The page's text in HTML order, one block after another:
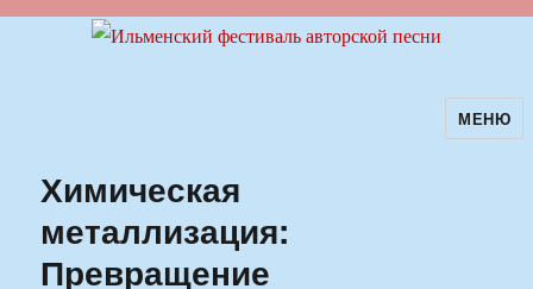
Ильменский фестиваль авторскойМЕНЮ
Химическая
металлизация:
Превращение